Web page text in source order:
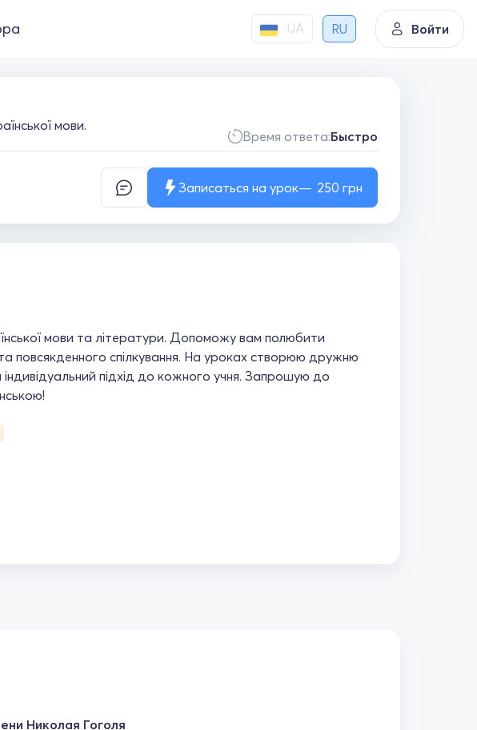
UA RU Войти
мови.
Время ответа:Быстро
Записаться на урок 250 грн
мови та літератури. Допоможу вам полюбити
повсякденного спілкування. На уроках створюю дружню
підхід до кожного учня. Запрошую до
Николая Гоголя